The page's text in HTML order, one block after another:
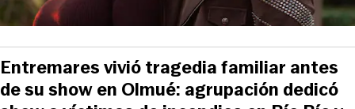
Entremares vivió tragedia familiar antes
de su show en Olmué: agrupación dedicó